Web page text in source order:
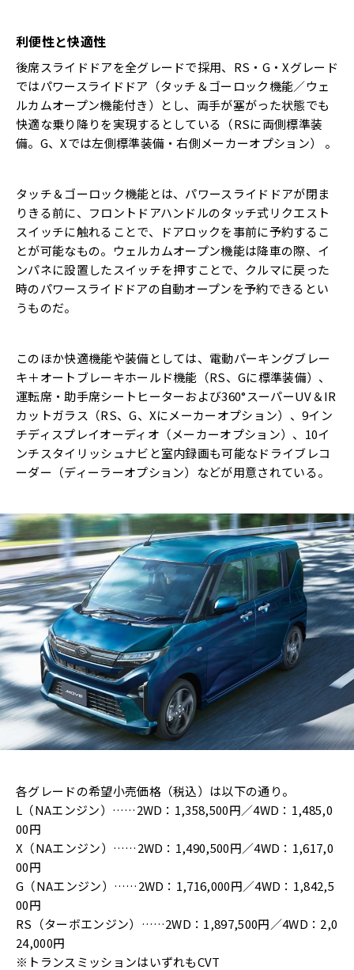
利便性と快適性
後席スライドドアを全グレードで採用、RS・G・Xグレード
ではパワースライドドア（タッチ＆ゴーロック機能／ウェ
ルカムオープン機能付き）とし、両手が塞がった状態でも
快適な乗り降りを実現するとしている（RSに両側標準装
備。G、Xでは左側標準装備・右側メーカーオプション） 。
タッチ＆ゴーロック機能とは、パワースライドドアが閉ま
りきる前に、フロントドアハンドルのタッチ式リクエスト
スイッチに触れることで、ドアロックを事前に予約するこ
とが可能なもの。ウェルカムオープン機能は降車の際、イ
ンパネに設置したスイッチを押すことで、クルマに戻った
時のパワースライドドアの自動オープンを予約できるとい
うものだ。
このほか快適機能や装備としては、電動パーキングブレー
キ＋オートブレーキホールド機能（RS、Gに標準装備）、
運転席・助手席シートヒーターおよび360°スーパーUV＆IR
カットガラス（RS、G、Xにメーカーオプション）、9イン
チディスプレイオーディオ（メーカーオプション）、10イ
ンチスタイリッシュナビと室内録画も可能なドライブレコ
ーダー（ディーラーオプション）などが用意されている。
各グレードの希望小売価格（税込）は以下の通り。
L（NAエンジン）……2WD：1,358,500円／4WD：1,485,0
00円
X（NAエンジン）……2WD：1,490,500円／4WD：1,617,0
00円
G（NAエンジン）……2WD：1,716,000円／4WD：1,842,5
00円
RS（ターボエンジン）……2WD：1,897,500円／4WD：2,0
24,000円
※トランスミッションはいずれもCVT